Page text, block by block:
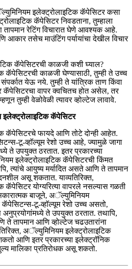
इलेक्ट्रोलाइटिक कॅपेसिटर कसा
कॅपेसिटर निवडताना, तुम्हाला
तापमान रेटिंग विचारात घेणे आवश्यक आहे.
आकार तसेच माउंटिंग पर्यायांचा देखील विचार
कॅपेसिटरची काळजी कशी घ्याल?
काळजी घेण्यासाठी, तुम्ही ते उच्च
येऊ नये. तुम्ही ते यांत्रिक ताण किंवा
कॅपेसिटरचा वापर क्वचितच होत असेल, तर
तुम्ही वेळोवेळी त्यावर व्होल्टेज लावावे.
कॅपेसिटर
कॅपेसिटरचे फायदे आणि तोटे दोन्ही आहेत.
टू-व्हॉल्यूम रेशो उच्च आहे, ज्यामुळे जागा
ते उपयुक्त ठरतात. इतर प्रकारच्या
इलेक्ट्रोलाइटिक कॅपेसिटरची किंमत
त्यांचे आयुष्य मर्यादित असते आणि ते तापमान
असू शकतात. याव्यतिरिक्त,
योग्यरित्या वापरले नसल्यास गळती
बाजूने, अॅल्युमिनियम
टू-व्हॉल्यूम रेशो उच्च असतो,
अनुप्रयोगांमध्ये ते उपयुक्त ठरतात. तथापि,
ते तापमान आणि व्होल्टेज चढउतारांना
अॅल्युमिनियम इलेक्ट्रोलाइटिक
आणि इतर प्रकारच्या इलेक्ट्रॉनिक
मालिका प्रतिरोधक असू शकतो.